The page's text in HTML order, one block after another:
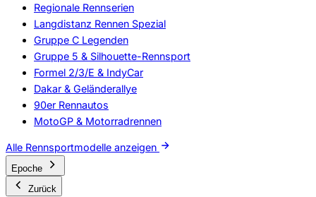
Regionale Rennserien
Langdistanz Rennen Spezial
Gruppe C Legenden
Gruppe 5 & Silhouette-Rennsport
Formel 2/3/E & IndyCar
Dakar & Geländerallye
90er Rennautos
MotoGP & Motorradrennen
Alle Rennsportmodelle anzeigen
Epoche
Zurück